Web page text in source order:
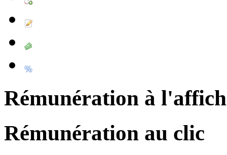
Rémunération à
Rémunération au clic